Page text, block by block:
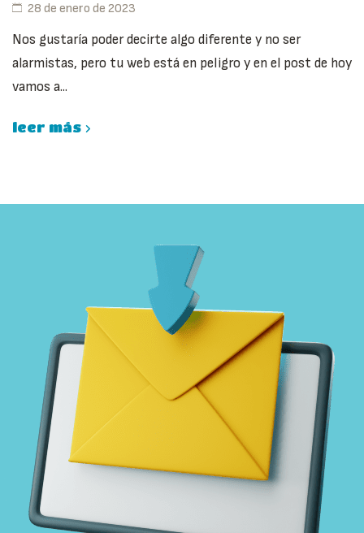
28 de enero de 2023
Nos gustaría poder decirte algo diferente y no ser
alarmistas, pero tu web está en peligro y en el post de hoy
vamos a...
leer más